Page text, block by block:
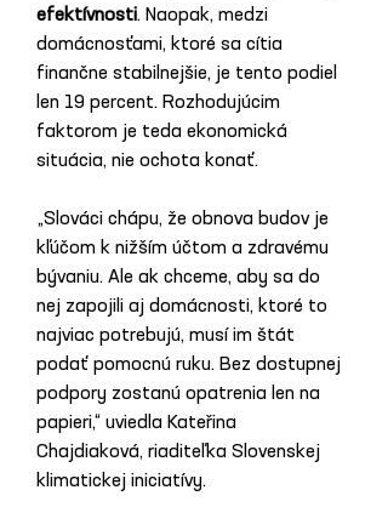
efektívnosti. Naopak, medzi
domácnosťami, ktoré sa cítia
finančne stabilnejšie, je tento podiel
len 19 percent. Rozhodujúcim
faktorom je teda ekonomická
situácia, nie ochota konať.
„Slováci chápu, že obnova budov je
kľúčom k nižším účtom a zdravému
bývaniu. Ale ak chceme, aby sa do
nej zapojili aj domácnosti, ktoré to
najviac potrebujú, musí im štát
podať pomocnú ruku. Bez dostupnej
podpory zostanú opatrenia len na
papieri,“ uviedla Kateřina
Chajdiaková, riaditeľka Slovenskej
klimatickej iniciatívy.